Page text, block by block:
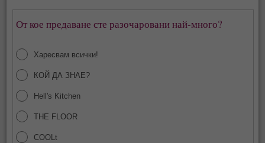
От кое предаване сте разочаровани най-много?
Харесвам всички!
КОЙ ДА ЗНАЕ?
Hell's Kitchen
THE FLOOR
COOLt